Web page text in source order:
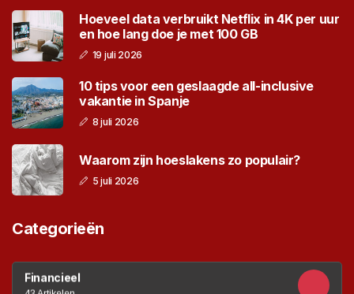
Hoeveel data verbruikt Netflix in 4K per uur
en hoe lang doe je met 100 GB
19 juli 2026
10 tips voor een geslaagde all-inclusive
vakantie in Spanje
8 juli 2026
Waarom zijn hoeslakens zo populair?
5 juli 2026
Categorieën
Financieel